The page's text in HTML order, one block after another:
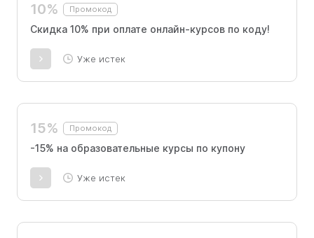
10% Промокод
Скидка 10% при оплате онлайн-курсов по коду!
Уже истек
15% Промокод
-15% на образовательные курсы по купону
Уже истек